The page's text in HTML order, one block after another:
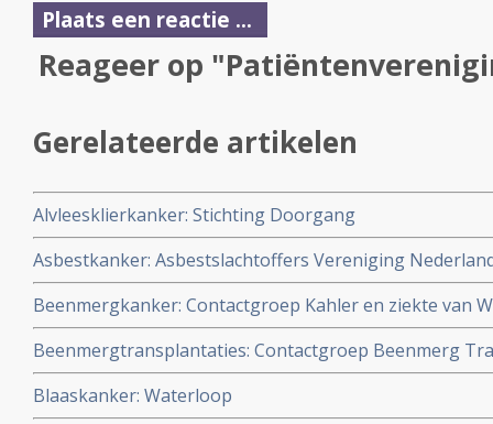
Plaats een reactie ...
Reageer op
Gerelateerde artikelen
Alvleesklierkanker: Stichting Doorgang
Asbestkanker: Asbestslachtoffers Vereniging
Beenmergkanker: Contactgroep Kahler en ziekte van
Beenmergtransplantaties: Contactgroep Beenmerg
Blaaskanker: Waterloop